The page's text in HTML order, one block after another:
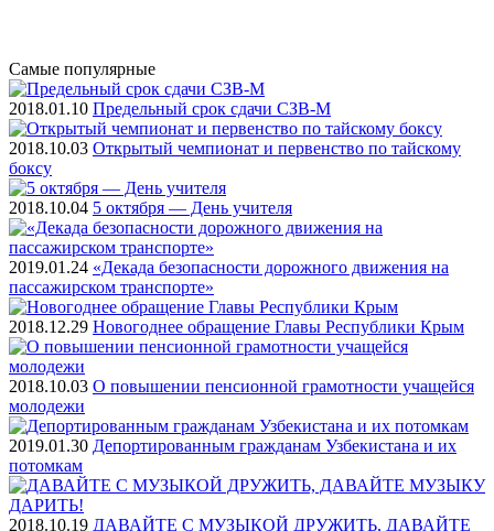
Самые популярные
2018.01.10 Предельный срок сдачи СЗВ-М
2018.10.03 Открытый чемпионат и первенство по тайскому
боксу
2018.10.04 5 октября — День учителя
2019.01.24 «Декада безопасности дорожного движения на
пассажирском транспорте»
2018.12.29 Новогоднее обращение Главы Республики Крым
2018.10.03 О повышении пенсионной грамотности учащейся
молодежи
2019.01.30 Депортированным гражданам Узбекистана и их
потомкам
2018.10.19 ДАВАЙТЕ С МУЗЫКОЙ ДРУЖИТЬ, ДАВАЙТЕ